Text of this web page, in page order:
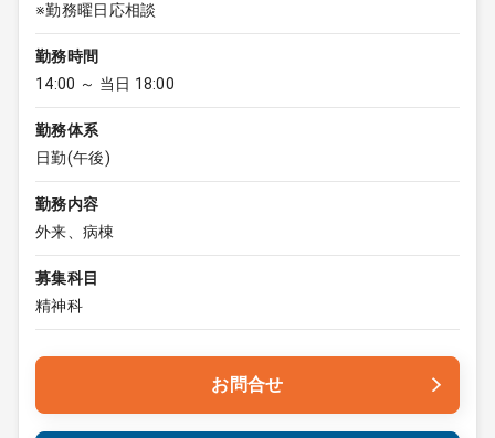
※勤務曜日応相談
勤務時間
14:00 ～ 当日 18:00
勤務体系
日勤(午後)
勤務内容
外来、病棟
募集科目
精神科
お問合せ